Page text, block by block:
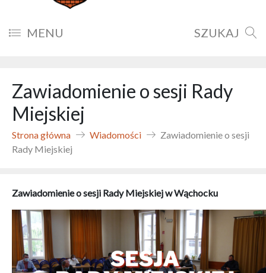
MENU SZUKAJ
Zawiadomienie o sesji Rady
Miejskiej
Strona główna Wiadomości
Zawiadomienie o sesji
Rady Miejskiej
Zawiadomienie o sesji Rady Miejskiej w Wąchocku